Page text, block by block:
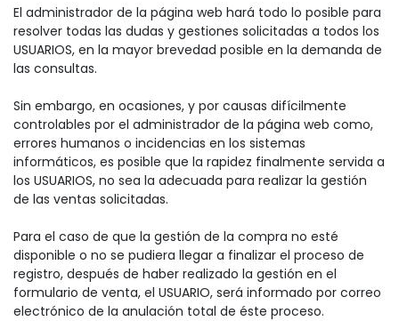
El administrador de la página web hará todo lo posible para
resolver todas las dudas y gestiones solicitadas a todos los
USUARIOS, en la mayor brevedad posible en la demanda de
las consultas.
Sin embargo, en ocasiones, y por causas difícilmente
controlables por el administrador de la página web como,
errores humanos o incidencias en los sistemas
informáticos, es posible que la rapidez finalmente servida a
los USUARIOS, no sea la adecuada para realizar la gestión
de las ventas solicitadas.
Para el caso de que la gestión de la compra no esté
disponible o no se pudiera llegar a finalizar el proceso de
registro, después de haber realizado la gestión en el
formulario de venta, el USUARIO, será informado por correo
electrónico de la anulación total de éste proceso.